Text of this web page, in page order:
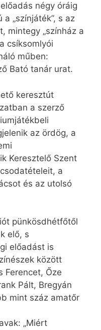
négy óráig
„színjáték”, s az
mintegy „színház a
csíksomlyói
műben:
Bató tanár urat.
keresztút
a szerző
az ördög, a
Keresztelő Szent
a
és az utolsó
pünkösdhétfőtől
elő, s
előadást is
között
Ferencet, Őze
Pált, Bregyán
mint száz amatőr
„Miért